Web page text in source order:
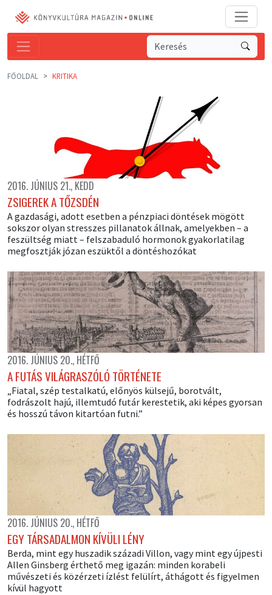
FŐOLDAL KRITIKA
2016. JÚNIUS 21., KEDD
ZSIGEREK A TŐZSDÉN
A gazdasági, adott esetben a pénzpiaci döntések mögött
sokszor olyan stresszes pillanatok állnak, amelyekben – a
feszültség miatt – felszabaduló hormonok gyakorlatilag
megfosztják józan eszüktől a döntéshozókat
2016. JÚNIUS 20., HÉTFŐ
A FUTÁS VILÁGRASZÓLÓ TÖRTÉNETE
„Fiatal, szép testalkatú, előnyös külsejű, borotvált,
fodrászolt hajú, illemtudó futár kerestetik, aki képes gyorsan
és hosszú távon kitartóan futni.”
2016. JÚNIUS 20., HÉTFŐ
EGY TÁRSADALMON KÍVÜLI LÉNY
Berda, mint egy huszadik századi Villon, vagy mint egy újpesti
Allen Ginsberg érthető meg igazán: minden korabeli
művészeti és közérzeti ízlést felülírt, áthágott és figyelmen
kívül hagyott